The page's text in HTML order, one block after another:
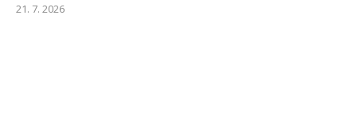
21. 7. 2026